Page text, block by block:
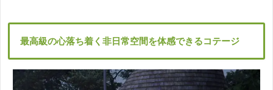
最高級の心落ち着く非日常空間を体感できるコテージ